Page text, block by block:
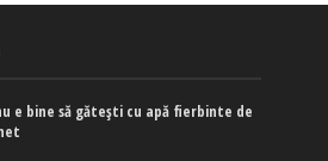
e bine să gătești cu apă fierbinte de